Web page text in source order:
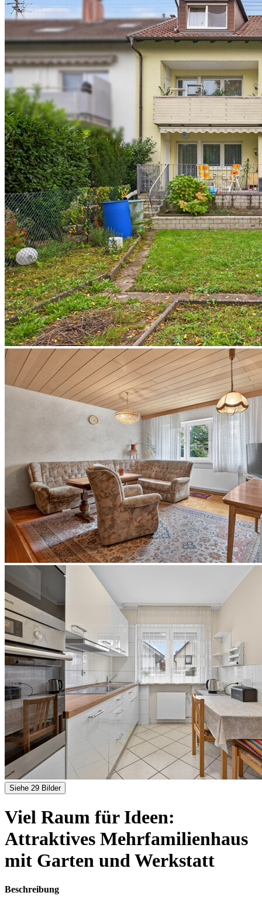
Siehe 29 Bilder
Viel Raum für Ideen:
Attraktives Mehrfamilienhaus
mit Garten und Werkstatt
Beschreibung